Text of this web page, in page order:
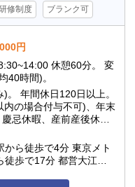
修制度 ブランク可
円
40時間)。
上。
内の場合付与不可)、年末
忌休暇、産前産後休
ら徒歩で4分 東京メト
歩で17分 都営大江戸